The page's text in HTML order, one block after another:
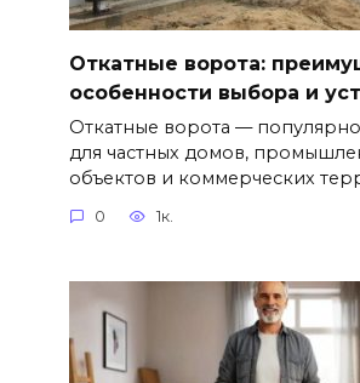
Откатные ворота:
особенности выбора и
Откатные ворота —
для частных домов,
объектов и коммерческих
0 1к.